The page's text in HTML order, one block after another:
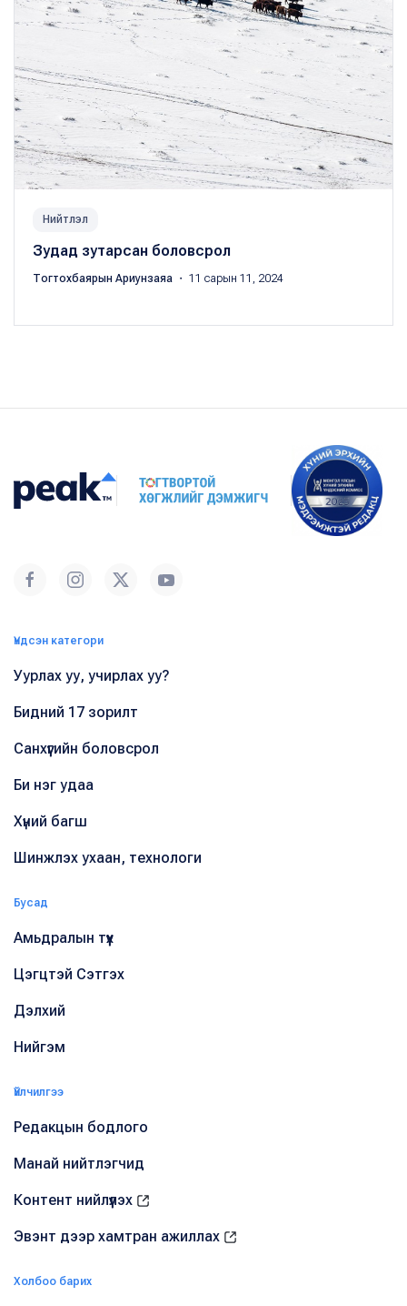
Нийтлэл
Зудад зутарсан боловсрол
Тогтохбаярын Ариунзаяа ・ 11 сарын 11, 2024
Үндсэн категори
Уурлах уу, учирлах уу?
Бидний 17 зорилт
Санхүүгийн боловсрол
Би нэг удаа
Хүний багш
Шинжлэх ухаан, технологи
Бусад
Амьдралын түүх
Цэгцтэй Сэтгэх
Дэлхий
Нийгэм
Үйлчилгээ
Редакцын бодлого
Манай нийтлэгчид
Контент нийлүүлэх
Эвэнт дээр хамтран ажиллах
Холбоо барих